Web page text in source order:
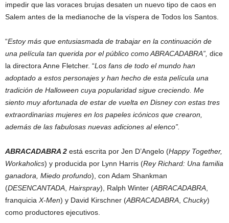
impedir que las voraces brujas desaten un nuevo tipo de caos en
Salem antes de la medianoche de la víspera de Todos los Santos.
“Estoy más que entusiasmada de trabajar en la continuación de
una película tan querida por el público como ABRACADABRA”, dice
la directora Anne Fletcher. “Los fans de todo el mundo han
adoptado a estos personajes y han hecho de esta película una
tradición de Halloween cuya popularidad sigue creciendo. Me
siento muy afortunada de estar de vuelta en Disney con estas tres
extraordinarias mujeres en los papeles icónicos que crearon,
además de las fabulosas nuevas adiciones al elenco”.
ABRACADABRA 2 está escrita por Jen D’Angelo (Happy Together,
Workaholics) y producida por Lynn Harris (Rey Richard: Una familia
ganadora, Miedo profundo), con Adam Shankman
(DESENCANTADA Hairspray), Ralph Winter (ABRACADABRA
franquicia X-Men) y David Kirschner (ABRACADABRA Chucky)
como productores ejecutivos.